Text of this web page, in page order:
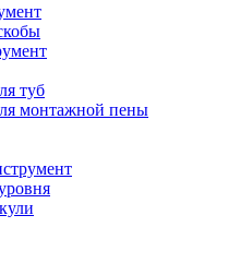
туб
монтажной пены